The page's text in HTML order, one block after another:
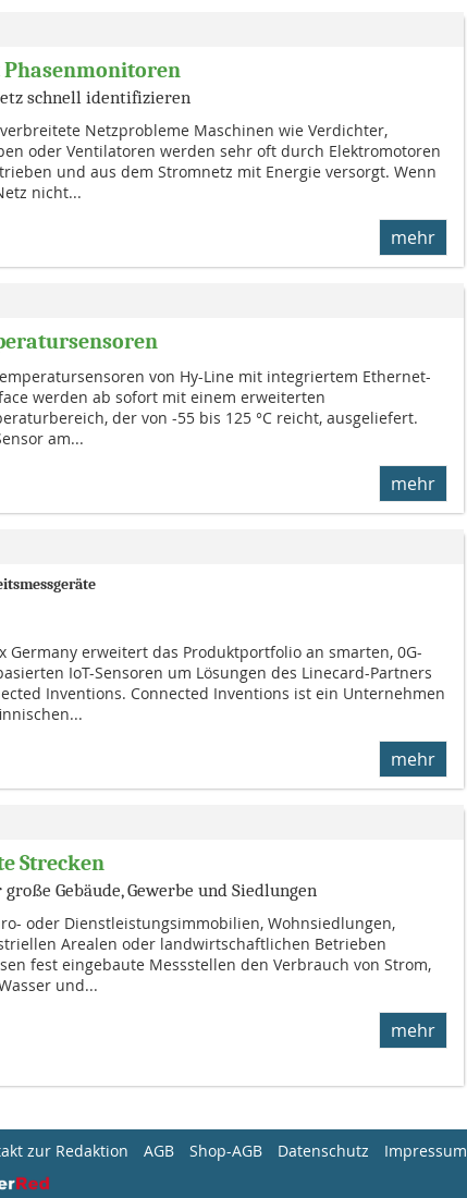
schnell identifizieren
Netzprobleme Maschinen wie Verdichter,
oder Ventilatoren werden sehr oft durch Elektromotoren
und aus dem Stromnetz mit Energie versorgt. Wenn
nicht...
mehr
von Hy-Line mit integriertem Ethernet-
werden ab sofort mit einem erweiterten
der von -55 bis 125 °C reicht, ausgeliefert.
am...
mehr
Germany erweitert das Produktportfolio an smarten, 0G-
IoT-Sensoren um Lösungen des Linecard-Partners
Inventions. Connected Inventions ist ein Unternehmen
mehr
Strecken
Gebäude, Gewerbe und Siedlungen
oder Dienstleistungsimmobilien, Wohnsiedlungen,
Arealen oder landwirtschaftlichen Betrieben
fest eingebaute Messstellen den Verbrauch von Strom,
und...
mehr
zur Redaktion AGB Shop-AGB Datenschutz
Impressum